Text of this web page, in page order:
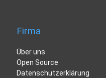
Firma
Über uns
Open Source
Datenschutzerklärung